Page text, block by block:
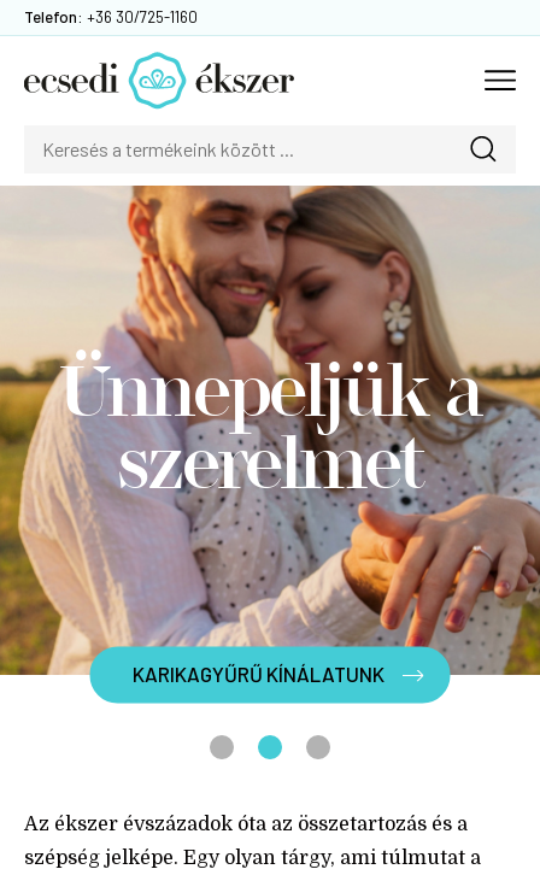
Telefon: +36 30/725-1160
Ünnepeljük a
szerelmet
KARIKAGYŰRŰ KÍNÁLATUNK
Az ékszer évszázadok óta az összetartozás és a
szépség jelképe. Egy olyan tárgy, ami túlmutat a